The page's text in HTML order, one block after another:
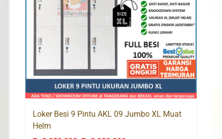
Loker Besi 9 Pintu AKL 09 Jumbo XL Muat
Helm